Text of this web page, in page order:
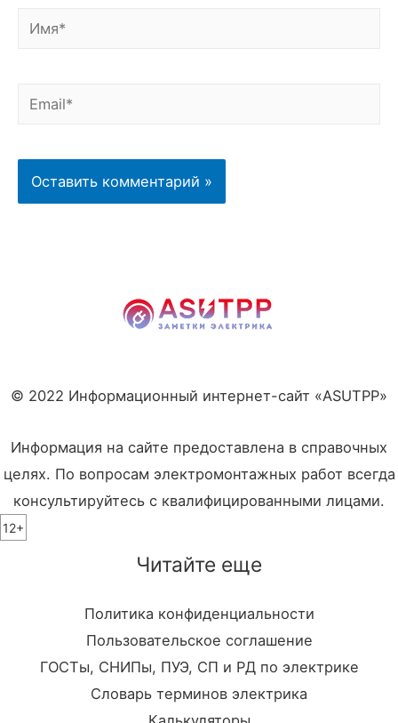
Имя*
Email*
© 2022 Информационный интернет-сайт «ASUTPP»
Информация на сайте предоставлена в справочных
целях. По вопросам электромонтажных работ всегда
консультируйтесь с квалифицированными лицами.
12+
Читайте еще
Политика конфиденциальности
Пользовательское соглашение
ГОСТы, СНИПы, ПУЭ, СП и РД по электрике
Словарь терминов электрика